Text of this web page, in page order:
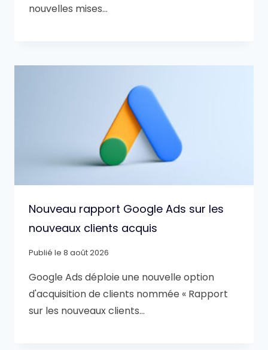
nouvelles mises…
Nouveau rapport Google Ads sur les
nouveaux clients acquis
Publié le 8 août 2026
Google Ads déploie une nouvelle option
d'acquisition de clients nommée « Rapport
sur les nouveaux clients…